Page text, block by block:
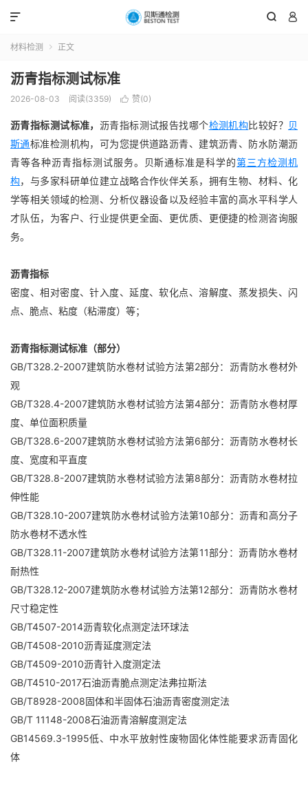
 

材料检测  正文
沥青指标测试标准
2026-08-03 阅读(3359)  赞(0)
沥青指标测试标准， 沥青指标测试报告找哪个检测机构比较好？ 贝
斯通标准检测机构，可为您提供道路沥青、建筑沥青、防水防潮沥
青等各种沥青指标测试服务。贝斯通标准是科学的第三方检测机
构，与多家科研单位建立战略合作伙伴关系，拥有生物、材料、化
学等相关领域的检测、分析仪器设备以及经验丰富的高水平科学人
才队伍，为客户、行业提供更全面、更优质、更便捷的检测咨询服
务。
沥青指标
密度、相对密度、针入度、延度、软化点、溶解度、蒸发损失、闪
点、脆点、粘度（粘滞度）等；
沥青指标测试标准（部分）
GB/T328.2-2007建筑防水卷材试验方法第2部分：沥青防水卷材外
观
GB/T328.4-2007建筑防水卷材试验方法第4部分：沥青防水卷材厚
度、单位面积质量
GB/T328.6-2007建筑防水卷材试验方法第6部分：沥青防水卷材长
度、宽度和平直度
GB/T328.8-2007建筑防水卷材试验方法第8部分：沥青防水卷材拉
伸性能
GB/T328.10-2007建筑防水卷材试验方法第10部分：沥青和高分子
防水卷材不透水性
GB/T328.11-2007建筑防水卷材试验方法第11部分：沥青防水卷材
耐热性
GB/T328.12-2007建筑防水卷材试验方法第12部分：沥青防水卷材
尺寸稳定性
GB/T4507-2014沥青软化点测定法环球法
GB/T4508-2010沥青延度测定法
GB/T4509-2010沥青针入度测定法
GB/T4510-2017石油沥青脆点测定法弗拉斯法
GB/T8928-2008固体和半固体石油沥青密度测定法
GB/T 11148-2008石油沥青溶解度测定法
GB14569.3-1995低、中水平放射性废物固化体性能要求沥青固化
体